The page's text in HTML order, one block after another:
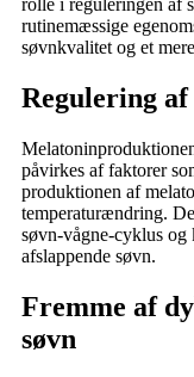
rolle i reguleringen af
rutinemæssige
søvnkvalitet og et
Regulering
påvirkes af faktorer
produktionen af
temperaturændring.
søvn-vågne-cyklus og
afslappende søvn.
Fremme af
søvn